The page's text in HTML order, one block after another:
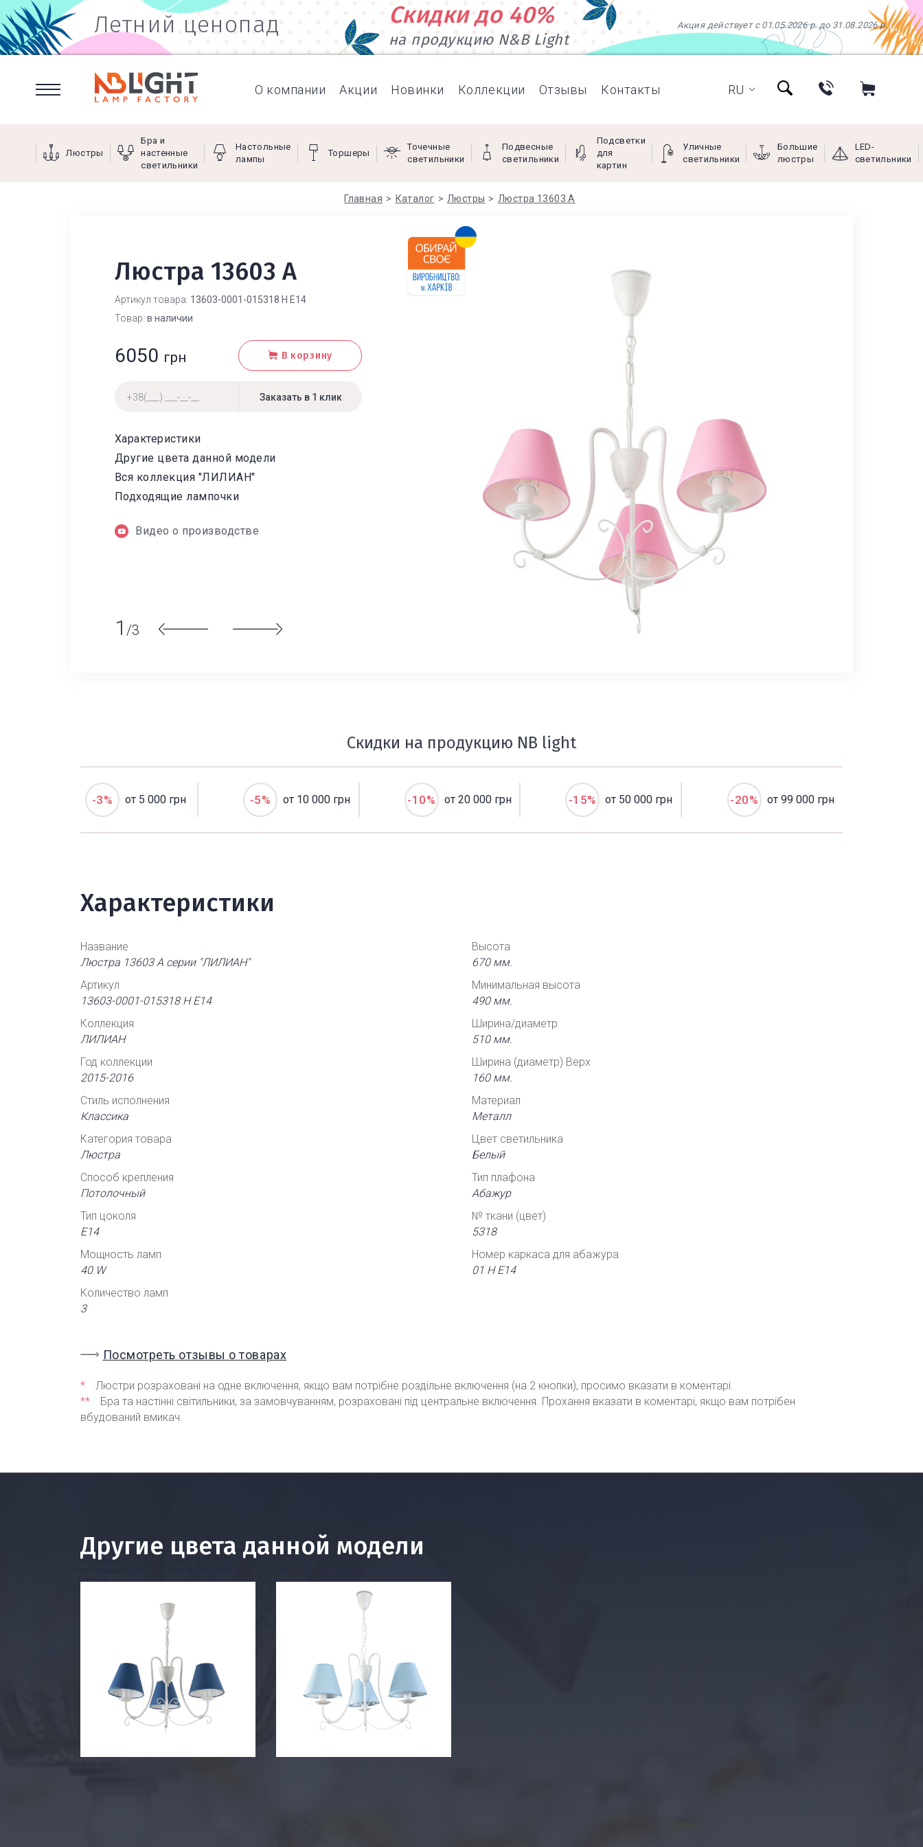
Летний ценопад Скидки до 40%
на продукцию N&B Light
Акция действует с 01.05.2026 р. до 31.08.2026 р.
О компании Акции Новинки Коллекции Отзывы Контакты RU
Люстры
Бра и
настенные
светильники
Настольные
лампы
Торшеры
Точечные
светильники
Подвесные
светильники
Подсветки
для
картин
Уличные
светильники
Большие
люстры
LED-
светильники
Главная Каталог Люстры Люстра 13603 А
Люстра 13603 А
Артикул товара: 13603-0001-015318 Н Е14
Товар: в наличии
6050 грн В корзину
Характеристики
Другие цвета данной модели
Вся коллекция "ЛИЛИАН"
Подходящие лампочки
Видео о производстве
1 /3
Скидки на продукцию NB light
-3% от 5 000 грн -5% от 10 000 грн -10% от 20 000 грн -15% от 50 000 грн -20% от 99 000 грн
Характеристики
Название
Люстра 13603 А серии "ЛИЛИАН"
Артикул
13603-0001-015318 Н Е14
Коллекция
ЛИЛИАН
Год коллекции
2015-2016
Стиль исполнения
Классика
Категория товара
Люстра
Способ крепления
Потолочный
Тип цоколя
Е14
Мощность ламп
40 W
Количество ламп
3
Высота
670 мм.
Минимальная высота
490 мм.
Ширина/диаметр
510 мм.
Ширина (диаметр) Верх
160 мм.
Материал
Металл
Цвет светильника
Белый
Тип плафона
Абажур
№ ткани (цвет)
5318
Номер каркаса для абажура
01 Н Е14
Посмотреть отзывы о товарах
*
Люстри розраховані на одне включення, якщо вам потрібне роздільне включення (на 2 кнопки), просимо вказати в коментарі.
**
Бра та настінні світильники, за замовчуванням, розраховані під центральне включення. Прохання вказати в коментарі, якщо вам потрібен
вбудований вмикач.
Другие цвета данной модели